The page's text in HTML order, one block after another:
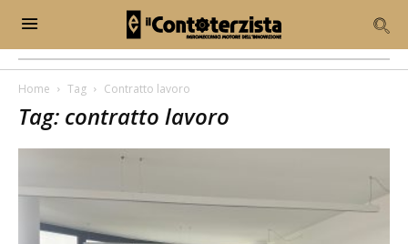
Home Tag Contratto lavoro
Tag: contratto lavoro